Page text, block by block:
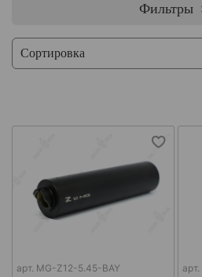
Фильтры
арт. MG-Z12-5.45-BAY арт.